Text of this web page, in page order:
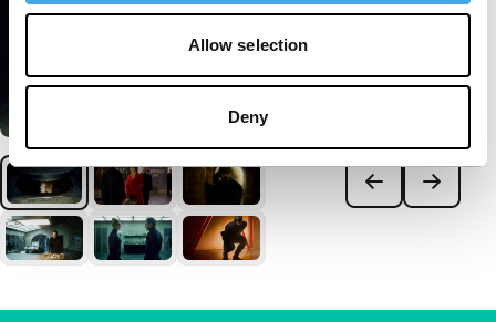
Allow selection
Deny